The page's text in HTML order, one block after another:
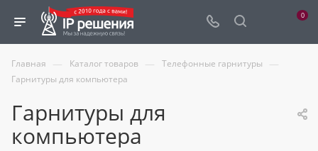
0
Главная — Каталог товаров — Телефонные гарнитуры —
Гарнитуры для компьютера
Гарнитуры для
компьютера